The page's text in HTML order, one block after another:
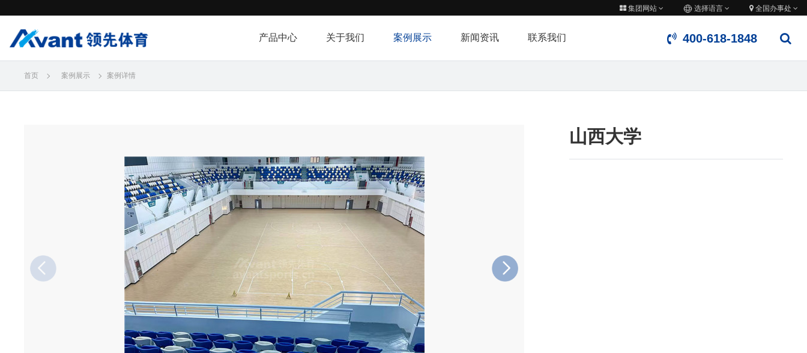
集团网站 选择语言 全国办事处
产品中心 关于我们 案例展示 新闻资讯 联系我们 400-618-1848
首页 案例展示 案例详情
山西大学